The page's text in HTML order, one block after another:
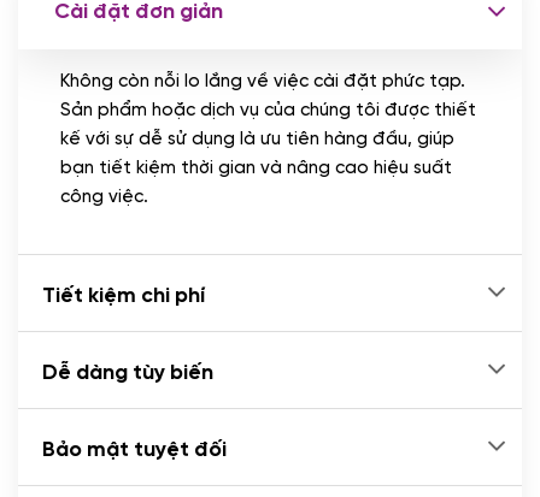
CÀI ĐẶT PLUGINS
Cài đặt plugin theo yêu cầu
(+100.000 VND)
Cài plugin xử lý thanh toán tự động qua
Cài đặt đơn giản
Không còn nỗi lo lắng về việc cài đặt phức tạp.
Sản phẩm hoặc dịch vụ của chúng tôi được thiết
kế với sự dễ sử dụng là ưu tiên hàng đầu, giúp
bạn tiết kiệm thời gian và nâng cao hiệu suất
công việc.
Tiết kiệm chi phí
Dễ dàng tùy biến
Bảo mật tuyệt đối